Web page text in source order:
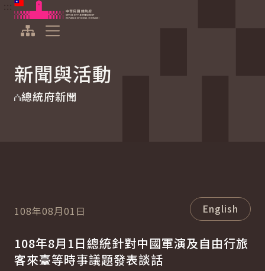
跳到主要內容
中華民國總統府
新聞與活動
總統府新聞
108年08月01日 English
108年8月1日總統針對中國軍演及自由行旅
客來臺等時事議題發表談話